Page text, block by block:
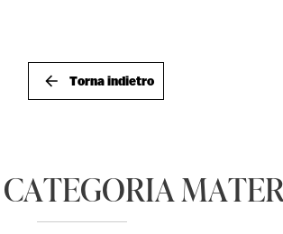
Torna indietro